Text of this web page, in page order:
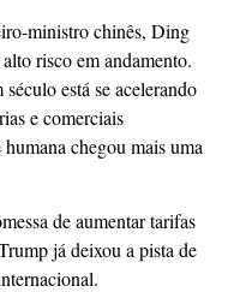
ministro chinês, Ding
risco em andamento.
está se acelerando
e comerciais
chegou mais uma
de aumentar tarifas
já deixou a pista de